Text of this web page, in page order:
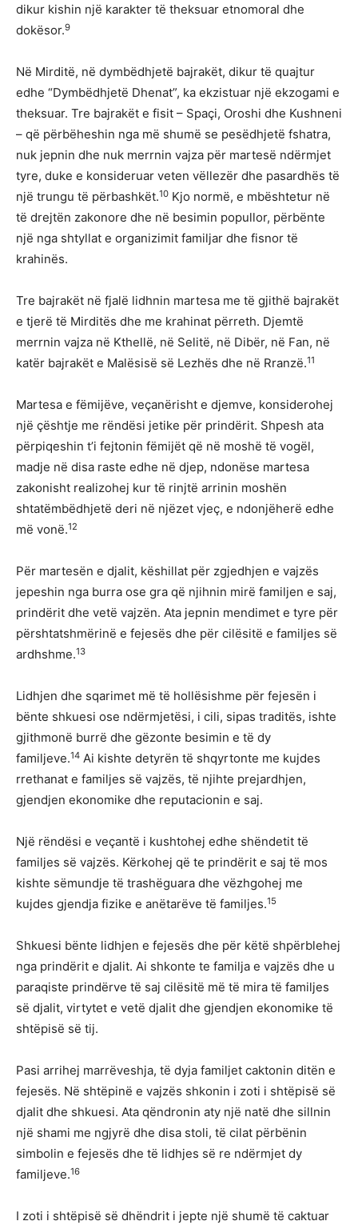
dikur kishin një karakter të theksuar etnomoral dhe
dokësor.9
Në Mirditë, në dymbëdhjetë bajrakët, dikur të quajtur
edhe “Dymbëdhjetë Dhenat”, ka ekzistuar një ekzogami e
theksuar. Tre bajrakët e fisit – Spaçi, Oroshi dhe Kushneni
– që përbëheshin nga më shumë se pesëdhjetë fshatra,
nuk jepnin dhe nuk merrnin vajza për martesë ndërmjet
tyre, duke e konsideruar veten vëllezër dhe pasardhës të
një trungu të përbashkët.10 Kjo normë, e mbështetur në
të drejtën zakonore dhe në besimin popullor, përbënte
një nga shtyllat e organizimit familjar dhe fisnor të
krahinës.
Tre bajrakët në fjalë lidhnin martesa me të gjithë bajrakët
e tjerë të Mirditës dhe me krahinat përreth. Djemtë
merrnin vajza në Kthellë, në Selitë, në Dibër, në Fan, në
katër bajrakët e Malësisë së Lezhës dhe në Rranzë.11
Martesa e fëmijëve, veçanërisht e djemve, konsiderohej
një çështje me rëndësi jetike për prindërit. Shpesh ata
përpiqeshin t’i fejtonin fëmijët që në moshë të vogël,
madje në disa raste edhe në djep, ndonëse martesa
zakonisht realizohej kur të rinjtë arrinin moshën
shtatëmbëdhjetë deri në njëzet vjeç, e ndonjëherë edhe
më vonë.12
Për martesën e djalit, këshillat për zgjedhjen e vajzës
jepeshin nga burra ose gra që njihnin mirë familjen e saj,
prindërit dhe vetë vajzën. Ata jepnin mendimet e tyre për
përshtatshmërinë e fejesës dhe për cilësitë e familjes së
ardhshme.13
Lidhjen dhe sqarimet më të hollësishme për fejesën i
bënte shkuesi ose ndërmjetësi, i cili, sipas traditës, ishte
gjithmonë burrë dhe gëzonte besimin e të dy
familjeve.14 Ai kishte detyrën të shqyrtonte me kujdes
rrethanat e familjes së vajzës, të njihte prejardhjen,
gjendjen ekonomike dhe reputacionin e saj.
Një rëndësi e veçantë i kushtohej edhe shëndetit të
familjes së vajzës. Kërkohej që te prindërit e saj të mos
kishte sëmundje të trashëguara dhe vëzhgohej me
kujdes gjendja fizike e anëtarëve të familjes.15
Shkuesi bënte lidhjen e fejesës dhe për këtë shpërblehej
nga prindërit e djalit. Ai shkonte te familja e vajzës dhe u
paraqiste prindërve të saj cilësitë më të mira të familjes
së djalit, virtytet e vetë djalit dhe gjendjen ekonomike të
shtëpisë së tij.
Pasi arrihej marrëveshja, të dyja familjet caktonin ditën e
fejesës. Në shtëpinë e vajzës shkonin i zoti i shtëpisë së
djalit dhe shkuesi. Ata qëndronin aty një natë dhe sillnin
një shami me ngjyrë dhe disa stoli, të cilat përbënin
simbolin e fejesës dhe të lidhjes së re ndërmjet dy
familjeve.16
I zoti i shtëpisë së dhëndrit i jepte një shumë të caktuar